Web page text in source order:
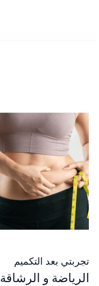
تجربتي بعد التكميم
الرياضة و الرشاقة